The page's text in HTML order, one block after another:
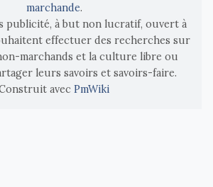
marchande.
publicité, à but non lucratif, ouvert à
effectuer des recherches sur
marchands et la culture libre ou
leurs savoirs et savoirs-faire.
avec PmWiki